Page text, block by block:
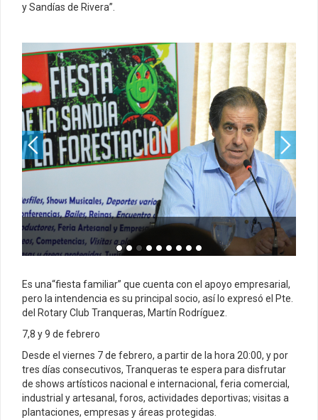
y Sandías de Rivera”.
Es una“fiesta familiar” que cuenta con el apoyo empresarial,
pero la intendencia es su principal socio, así lo expresó el Pte.
del Rotary Club Tranqueras, Martín Rodríguez.
7,8 y 9 de febrero
Desde el viernes 7 de febrero, a partir de la hora 20:00, y por
tres días consecutivos, Tranqueras te espera para disfrutar
de shows artísticos nacional e internacional, feria comercial,
industrial y artesanal, foros, actividades deportivas; visitas a
plantaciones, empresas y áreas protegidas.